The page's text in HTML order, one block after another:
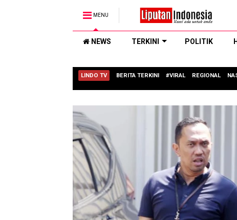
MENU
NEWS TERKINI POLITIK
LINDO TV BERITA TERKINI #VIRAL REGIONAL